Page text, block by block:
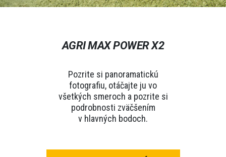
AGRI MAX POWER X2
Pozrite si panoramatickú
fotografiu, otáčajte ju vo
všetkých smeroch a pozrite si
podrobnosti zväčšením
v hlavných bodoch.